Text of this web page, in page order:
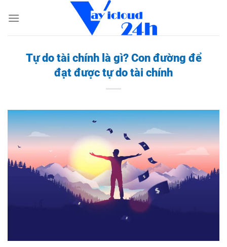
qua
Tự do tài chính là gì? Con đường để
đạt được tự do tài chính